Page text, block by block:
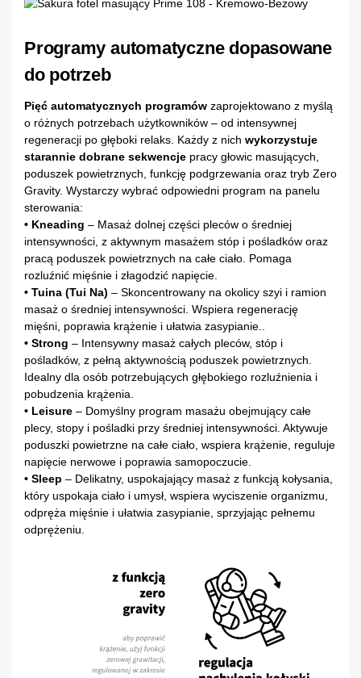
Programy automatyczne dopasowane
do potrzeb
Pięć automatycznych programów zaprojektowano z myślą
o różnych potrzebach użytkowników – od intensywnej
regeneracji po głęboki relaks. Każdy z nich wykorzystuje
starannie dobrane sekwencje pracy głowic masujących,
poduszek powietrznych, funkcję podgrzewania oraz tryb Zero
Gravity. Wystarczy wybrać odpowiedni program na panelu
sterowania:
• Kneading – Masaż dolnej części pleców o średniej
intensywności, z aktywnym masażem stóp i pośladków oraz
pracą poduszek powietrznych na całe ciało. Pomaga
rozluźnić mięśnie i złagodzić napięcie.
• Tuina (Tui Na) – Skoncentrowany na okolicy szyi i ramion
masaż o średniej intensywności. Wspiera regenerację
mięśni, poprawia krążenie i ułatwia zasypianie..
• Strong – Intensywny masaż całych pleców, stóp i
pośladków, z pełną aktywnością poduszek powietrznych.
Idealny dla osób potrzebujących głębokiego rozluźnienia i
pobudzenia krążenia.
• Leisure – Domyślny program masażu obejmujący całe
plecy, stopy i pośladki przy średniej intensywności. Aktywuje
poduszki powietrzne na całe ciało, wspiera krążenie, reguluje
napięcie nerwowe i poprawia samopoczucie.
• Sleep – Delikatny, uspokajający masaż z funkcją kołysania,
który uspokaja ciało i umysł, wspiera wyciszenie organizmu,
odpręża mięśnie i ułatwia zasypianie, sprzyjając pełnemu
odprężeniu.